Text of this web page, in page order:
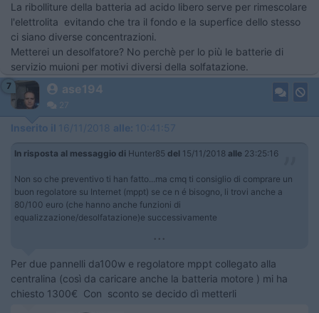
La ribolliture della batteria ad acido libero serve per rimescolare
l'elettrolita evitando che tra il fondo e la superfice dello stesso
ci siano diverse concentrazioni.
Metterei un desolfatore? No perchè per lo più le batterie di
servizio muioni per motivi diversi della solfatazione.
7 ase194
27
Inserito il 16/11/2018 alle: 10:41:57
In risposta al messaggio di Hunter85 del 15/11/2018 alle 23:25:16
Non so che preventivo ti han fatto...ma cmq ti consiglio di comprare un
buon regolatore su Internet (mppt) se ce n é bisogno, li trovi anche a
80/100 euro (che hanno anche funzioni di
equalizzazione/desolfatazione)e successivamente
...
Per due pannelli da100w e regolatore mppt collegato alla
centralina (così da caricare anche la batteria motore ) mi ha
chiesto 1300€ Con sconto se decido dì metterli